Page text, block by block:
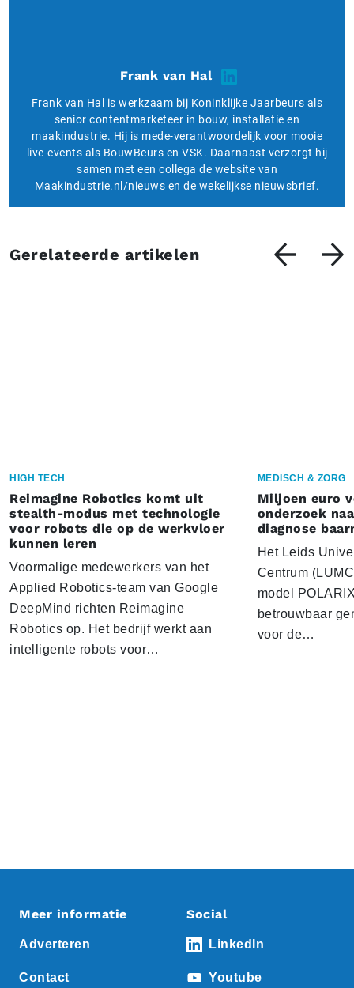
Frank van Hal
Frank van Hal is werkzaam bij Koninklijke Jaarbeurs als
senior contentmarketeer in bouw, installatie en
maakindustrie. Hij is mede-verantwoordelijk voor mooie
live-events als BouwBeurs en VSK. Daarnaast verzorgt hij
samen met een collega de website van
Maakindustrie.nl/nieuws en de wekelijkse nieuwsbrief.
Gerelateerde artikelen
HIGH TECH
Reimagine Robotics komt uit
stealth-modus met technologie
voor robots die op de werkvloer
kunnen leren
Voormalige medewerkers van het
Applied Robotics-team van Google
DeepMind richten Reimagine
Robotics op. Het bedrijf werkt aan
intelligente robots voor…
MEDISCH & ZORG
Miljoen euro
onderzoek
diagnose
Het Leids
Centrum
model
betrouwbaar
voor de…
Meer informatie
Adverteren
Contact
Social
LinkedIn
Youtube